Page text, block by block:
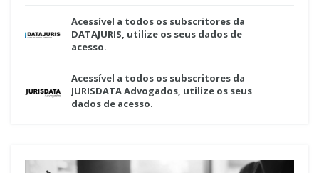
Acessível a todos os subscritores da
DATAJURIS, utilize os seus dados de
acesso.
Acessível a todos os subscritores da
JURISDATA Advogados, utilize os seus
dados de acesso.